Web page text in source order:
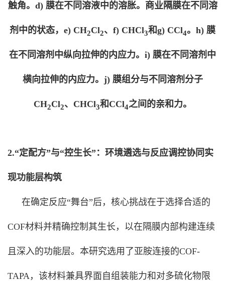
触角。d) 膜在不同溶液中的溶胀。商业隔膜在不同溶
剂中的状态，e) CH2Cl2、f) CHCl3和g) CCl4。h) 膜
在不同溶剂中纵向拉伸的内应力。i) 膜在不同溶剂中
横向拉伸的内应力。j) 膜组分与不同溶剂分子
CH2Cl2、CHCl3和CCl4之间的亲和力。
2.“定配方”与“控生长”：环境遴选与反应调控协同实
现功能层构筑
在确定反应“舞台”后，核心挑战在于选择合适的
COF材料并精确控制其生长，以在隔膜内部构建连续
且深入的功能层。本研究选用了亚胺连接的COF-
TAPA，该材料兼具界面自组装能力和对多硫化物限